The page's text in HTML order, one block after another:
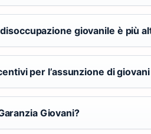
giovanile è più
per l’assunzione di
Giovani?